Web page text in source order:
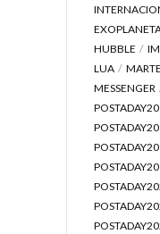
HUBBLE
LUA
MARTE
MESSENGER